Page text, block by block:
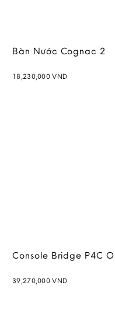
Bàn Nước Cognac 2
18,230,000VND
Console Bridge P4C
39,270,000VND